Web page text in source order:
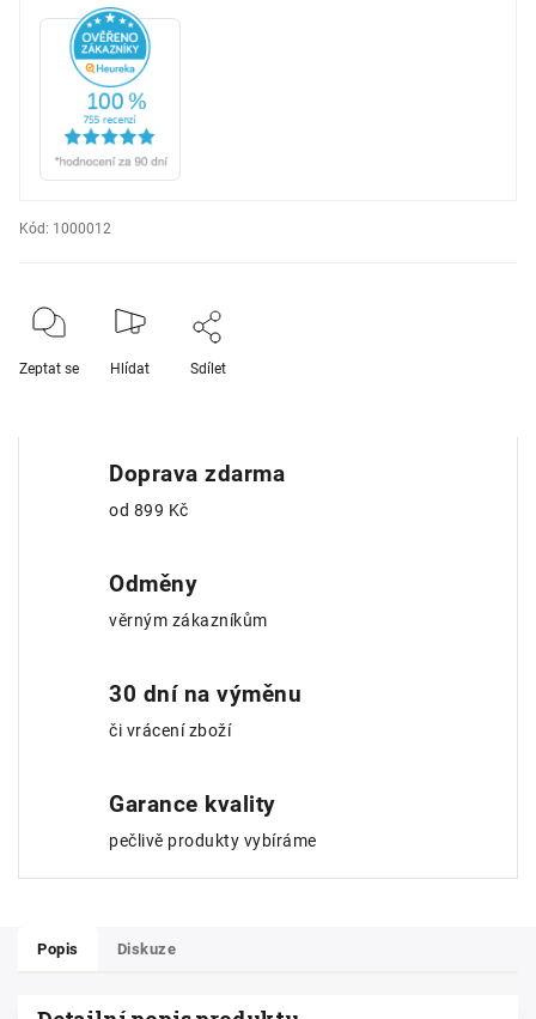
Kód: 1000012
Zeptat se Hlídat Sdílet
Doprava zdarma
od 899 Kč
Odměny
věrným zákazníkům
30 dní na výměnu
či vrácení zboží
Garance kvality
pečlivě produkty vybíráme
Popis Diskuze